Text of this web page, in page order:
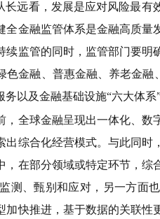
远看，发展是应对风险最
金融监管体系是金融高质
监管的同时，监管部门要
金融、普惠金融、养老金融
以及金融基础设施“六大体系
全球金融呈现出一体化、数
综合化经营模式。与此同
在部分领域或特定环节，
测、甄别和应对，另一方面
快推进，基于数据的关联